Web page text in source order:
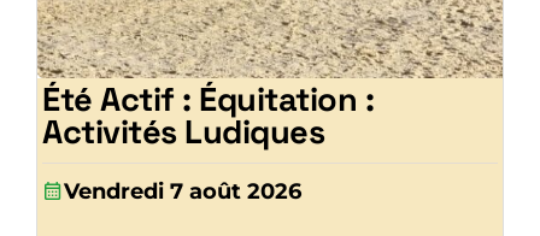
Été Actif : Équitation :
Activités Ludiques
Vendredi 7 août 2026